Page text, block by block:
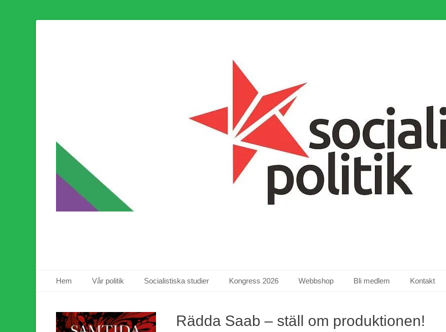
Primär meny
Hem Vår politik Socialistiska studier Kongress 2026 Webbshop Bli medlem Kontakt
Rädda Saab – ställ om produktionen!